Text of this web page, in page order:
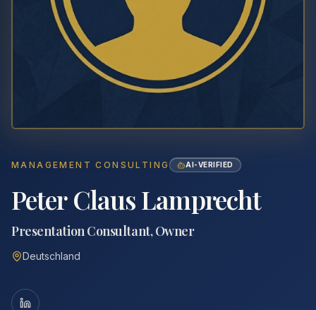
MANAGEMENT CONSULTING AI-VERIFIED
Peter Claus Lamprecht
Presentation Consultant, Owner
Deutschland